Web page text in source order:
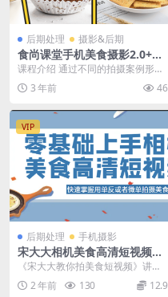
后期处理 摄影&后期
食尚课堂手机美食摄影2.0+灯
光
课程介绍 通过不同的拍摄案例形象
生动的向大家阐述美食拍摄的流
程，课程以案例的形式...
3 年前 46
VIP
后期处理 手机摄影
宋大大相机美食高清短视频教
学
《宋大大教你拍美食短视频》讲的
非常专业 设计拍摄方方面面 推荐收
藏[mp4]
2 年前 130 12.9